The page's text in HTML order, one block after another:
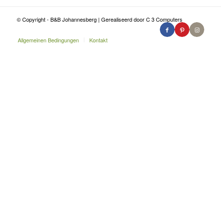
© Copyright - B&B Johannesberg | Gerealiseerd door C 3 Computers
Allgemeinen Bedingungen Kontakt